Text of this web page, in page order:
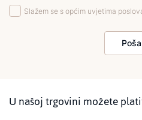
Slažem se s općim uvjetima
U našoj trgovini možete